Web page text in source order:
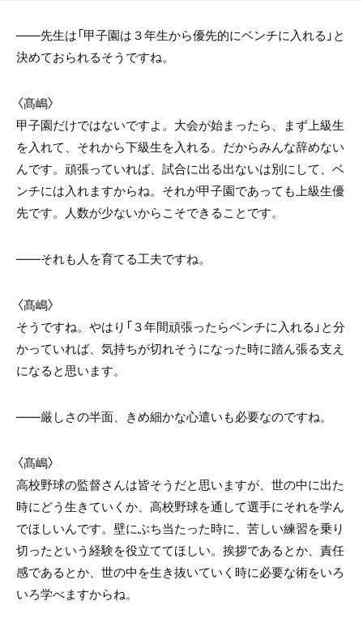
――先生は「甲子園は３年生から優先的にベンチに入れる」と
決めておられるそうですね。
〈髙嶋〉
甲子園だけではないですよ。大会が始まったら、まず上級生
を入れて、それから下級生を入れる。だからみんな辞めない
んです。頑張っていれば、試合に出る出ないは別にして、ベ
ンチには入れますからね。それが甲子園であっても上級生優
先です。人数が少ないからこそできることです。
――それも人を育てる工夫ですね。
〈髙嶋〉
そうですね。やはり「３年間頑張ったらベンチに入れる」と分
かっていれば、気持ちが切れそうになった時に踏ん張る支え
になると思います。
――厳しさの半面、きめ細かな心遣いも必要なのですね。
〈髙嶋〉
高校野球の監督さんは皆そうだと思いますが、世の中に出た
時にどう生きていくか、高校野球を通して選手にそれを学ん
でほしいんです。壁にぶち当たった時に、苦しい練習を乗り
切ったという経験を役立ててほしい。挨拶であるとか、責任
感であるとか、世の中を生き抜いていく時に必要な術をいろ
いろ学べますからね。